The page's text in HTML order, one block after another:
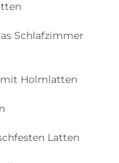
Schlafzimmer
Holmlatten
Latten